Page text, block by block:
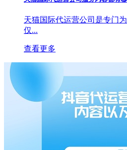
天猫国际代运营公司是专门
仅...
查看更多